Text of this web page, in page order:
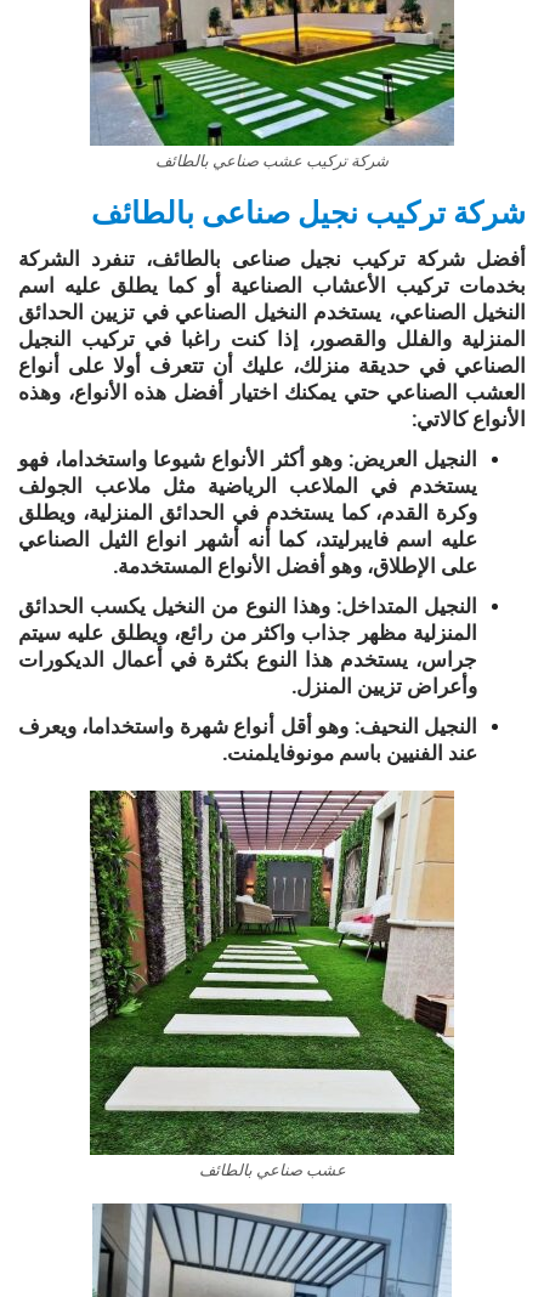
شركة تركيب عشب صناعي بالطائف
شركة تركيب نجيل صناعى بالطائف
أفضل شركة تركيب نجيل صناعى بالطائف، تنفرد الشركة
بخدمات تركيب الأعشاب الصناعية أو كما يطلق عليه اسم
النخيل الصناعي، يستخدم النخيل الصناعي في تزيين الحدائق
المنزلية والفلل والقصور، إذا كنت راغبا في تركيب النجيل
الصناعي في حديقة منزلك، عليك أن تتعرف أولا على أنواع
العشب الصناعي حتي يمكنك اختيار أفضل هذه الأنواع، وهذه
الأنواع كالاتي:
النجيل العريض: وهو أكثر الأنواع شيوعا واستخداما، فهو
يستخدم في الملاعب الرياضية مثل ملاعب الجولف
وكرة القدم، كما يستخدم في الحدائق المنزلية، ويطلق
عليه اسم فايبرليتد، كما أنه أشهر انواع الثيل الصناعي
على الإطلاق، وهو أفضل الأنواع المستخدمة.
النجيل المتداخل: وهذا النوع من النخيل يكسب الحدائق
المنزلية مظهر جذاب واكثر من رائع، ويطلق عليه سيتم
جراس، يستخدم هذا النوع بكثرة في أعمال الديكورات
وأعراض تزيين المنزل.
النجيل النحيف: وهو أقل أنواع شهرة واستخداما، ويعرف
عند الفنيين باسم مونوفايلمنت.
عشب صناعي بالطائف